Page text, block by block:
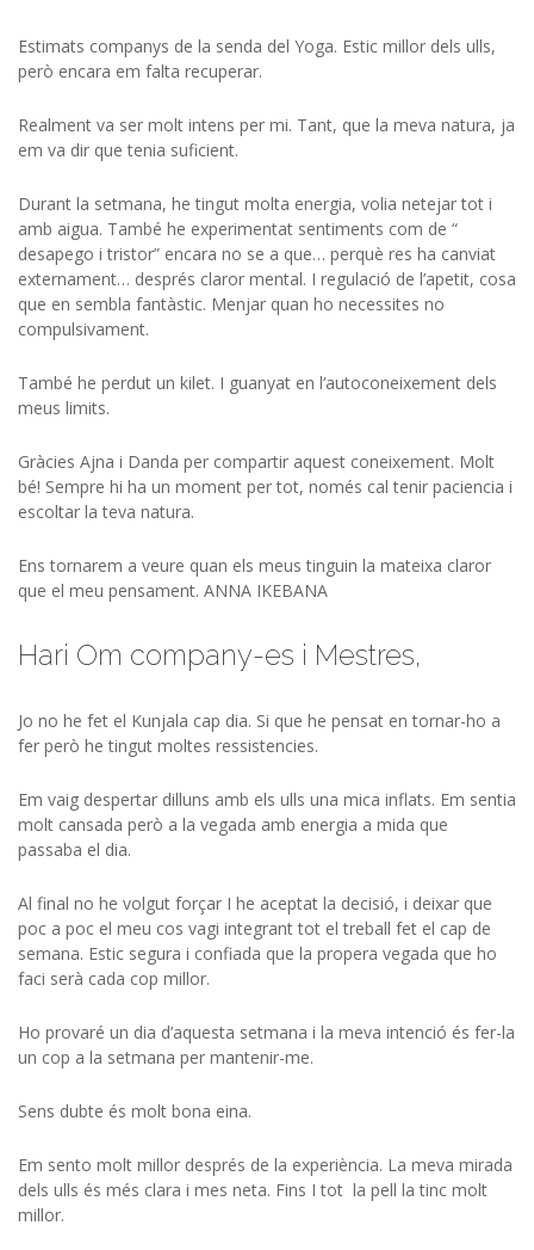
Estimats companys de la senda del Yoga. Estic millor dels ulls,
però encara em falta recuperar.
Realment va ser molt intens per mi. Tant, que la meva natura, ja
em va dir que tenia suficient.
Durant la setmana, he tingut molta energia, volia netejar tot i
amb aigua. També he experimentat sentiments com de “
desapego i tristor” encara no se a que… perquè res ha canviat
externament… després claror mental. I regulació de l’apetit, cosa
que en sembla fantàstic. Menjar quan ho necessites no
compulsivament.
També he perdut un kilet. I guanyat en l‘autoconeixement dels
meus limits.
Gràcies Ajna i Danda per compartir aquest coneixement. Molt
bé! Sempre hi ha un moment per tot, només cal tenir paciencia i
escoltar la teva natura.
Ens tornarem a veure quan els meus tinguin la mateixa claror
que el meu pensament. ANNA IKEBANA
Hari Om company-es i Mestres,
Jo no he fet el Kunjala cap dia. Si que he pensat en tornar-ho a
fer però he tingut moltes ressistencies.
Em vaig despertar dilluns amb els ulls una mica inflats. Em sentia
molt cansada però a la vegada amb energia a mida que
passaba el dia.
Al final no he volgut forçar I he aceptat la decisió, i deixar que
poc a poc el meu cos vagi integrant tot el treball fet el cap de
semana. Estic segura i confiada que la propera vegada que ho
faci serà cada cop millor.
Ho provaré un dia d’aquesta setmana i la meva intenció és fer-la
un cop a la setmana per mantenir-me.
Sens dubte és molt bona eina.
Em sento molt millor després de la experiència. La meva mirada
dels ulls és més clara i mes neta. Fins I tot la pell la tinc molt
millor.